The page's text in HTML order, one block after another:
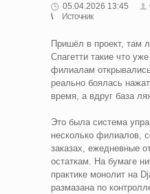
05.04.2026 13:45
Источник
Пришёл в проект, там
Спагетти такие что
филиалам
реально боялась
время, а вдруг база
Это была система
несколько филиалов,
заказах, ежедневные
остаткам. На бумаге
практике монолит на
размазана по